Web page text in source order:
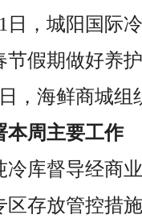
日，城阳国际
假期做好养护
，海鲜商城组
本周主要工作
冷库督导经商
存放管控措施